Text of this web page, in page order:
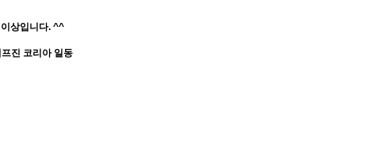
이상입니다. ^^
프진 코리아 일동